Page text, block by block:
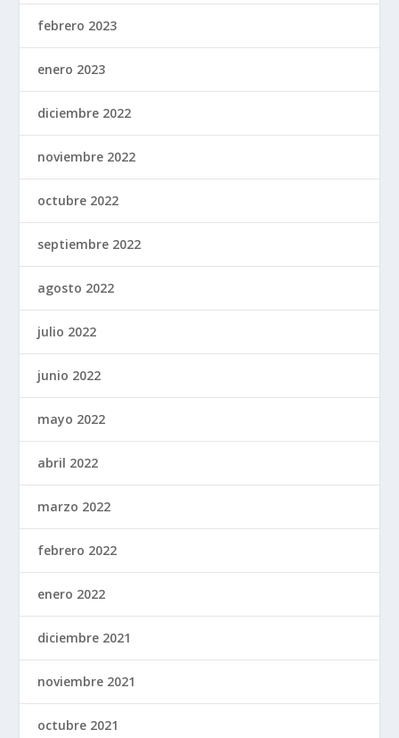
febrero 2023
enero 2023
diciembre 2022
noviembre 2022
octubre 2022
septiembre 2022
agosto 2022
julio 2022
junio 2022
mayo 2022
abril 2022
marzo 2022
febrero 2022
enero 2022
diciembre 2021
noviembre 2021
octubre 2021